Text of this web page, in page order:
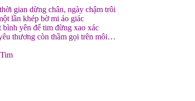
gian dừng chân, ngày chậm trôi
lần khép bờ mi ảo giác
bình yên để tim đừng xao xác
thương còn thầm gọi trên môi…